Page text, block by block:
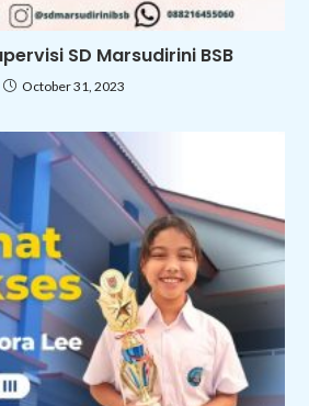
SD Marsudirini BSB
October 31, 2023